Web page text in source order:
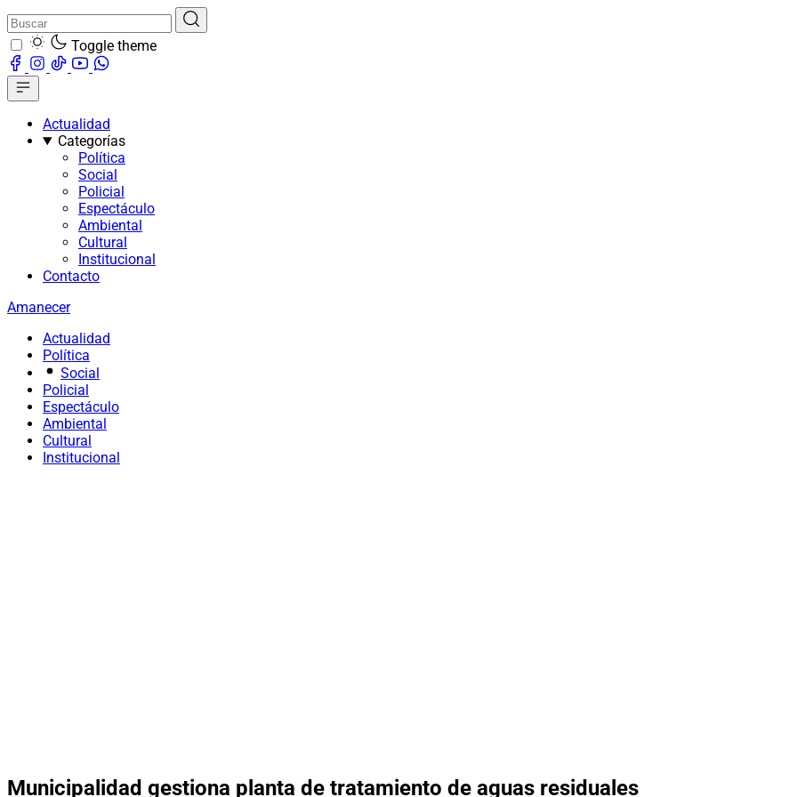
Toggle theme
Actualidad
Categorías
Política
Social
Policial
Espectáculo
Ambiental
Cultural
Institucional
Contacto
Amanecer
Actualidad
Política
Social
Policial
Espectáculo
Ambiental
Cultural
Institucional
Municipalidad gestiona planta de tratamiento de aguas residuales